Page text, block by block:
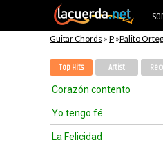
Guitar Chords » P »Palito
Top Hits Artist
Corazón contento
Yo tengo fé
La Felicidad